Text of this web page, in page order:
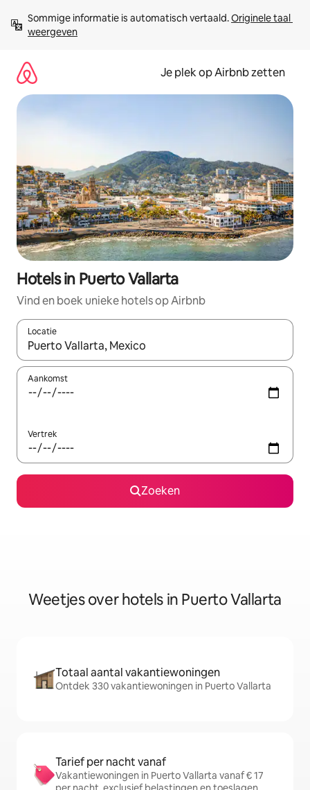
direct
naar
Sommige informatie is automatisch vertaald. Originele taal
weergeven
Je plek op Airbnb zetten
Hotels in Puerto Vallarta
Vind en boek unieke hotels op Airbnb
Locatie
Wanneer er resultaten beschikbaar zijn, maak je een keuze
Aankomst
Vertrek
Zoeken
Weetjes over hotels in Puerto Vallarta
Totaal aantal vakantiewoningen
Ontdek 330 vakantiewoningen in Puerto Vallarta
Tarief per nacht vanaf
Vakantiewoningen in Puerto Vallarta vanaf € 17